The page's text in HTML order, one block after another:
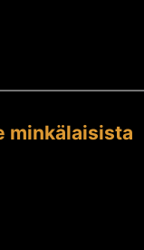
minkälaisista